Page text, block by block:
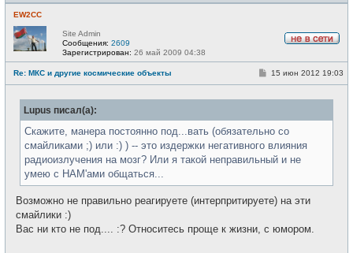
EW2CC
с
е
Site Admin
Сообщения: 2609
Зарегистрирован: 26 май 2009 04:38
Re: МКС и другие космические объекты
С
б
е
н
е
15 июн 2012 19:03
Lupus писал(а):
Скажите, манера постоянно под...вать (обязательно со
смайликами ;) или :) ) -- это издержки негативного влияния
радиоизлучения на мозг? Или я такой неправильный и не
умею с НАМ'ами общаться...
Возможно не правильно реагируете (интерпритируете) на эти
смайлики :)
Вас ни кто не под.... :? Относитесь проще к жизни, с юмором.